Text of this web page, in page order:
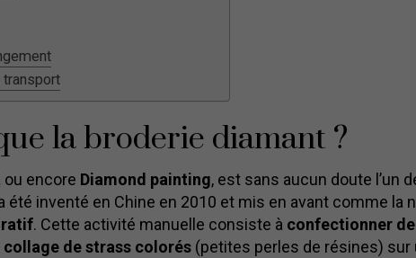
la broderie diamant ?
ou encore Diamond painting, est sans aucun doute l’un
été inventé en Chine en 2010 et mis en avant comme la
. Cette activité manuelle consiste à confectionner
de strass colorés (petites perles de résines) sur